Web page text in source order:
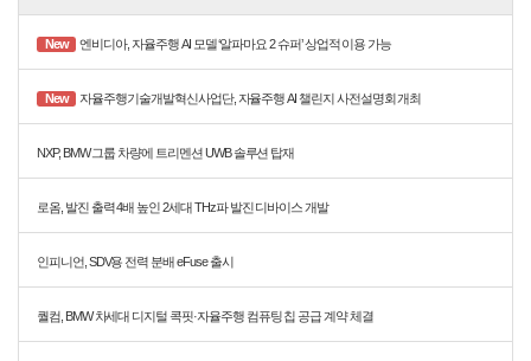
New 엔비디아, 자율주행 AI 모델 ‘알파마요 2 슈퍼’ 상업적 이용 가능
New 자율주행기술개발혁신사업단, 자율주행 AI 챌린지 사전설명회 개최
NXP, BMW 그룹 차량에 트리멘션 UWB 솔루션 탑재
로옴, 발진 출력 4배 높인 2세대 THz파 발진 디바이스 개발
인피니언, SDV용 전력 분배 eFuse 출시
퀄컴, BMW 차세대 디지털 콕핏·자율주행 컴퓨팅 칩 공급 계약 체결